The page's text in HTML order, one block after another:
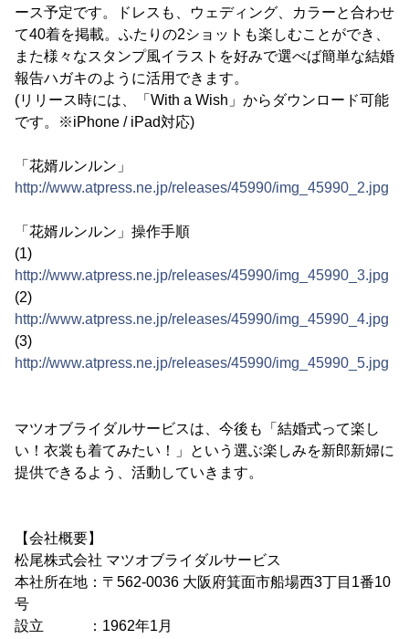
ース予定です。ドレスも、ウェディング、カラーと合わせ
て40着を掲載。ふたりの2ショットも楽しむことができ、
また様々なスタンプ風イラストを好みで選べば簡単な結婚
報告ハガキのように活用できます。
(リリース時には、「With a Wish」からダウンロード可能
です。※iPhone / iPad対応)
「花婿ルンルン」
http://www.atpress.ne.jp/releases/45990/img_45990_2.jpg
「花婿ルンルン」操作手順
(1)
http://www.atpress.ne.jp/releases/45990/img_45990_3.jpg
(2)
http://www.atpress.ne.jp/releases/45990/img_45990_4.jpg
(3)
http://www.atpress.ne.jp/releases/45990/img_45990_5.jpg
マツオブライダルサービスは、今後も「結婚式って楽し
い！衣裳も着てみたい！」という選ぶ楽しみを新郎新婦に
提供できるよう、活動していきます。
【会社概要】
松尾株式会社 マツオブライダルサービス
本社所在地：〒562-0036 大阪府箕面市船場西3丁目1番10
号
設立 ：1962年1月